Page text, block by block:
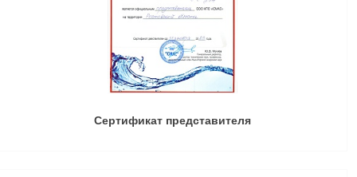
Сертификат представителя